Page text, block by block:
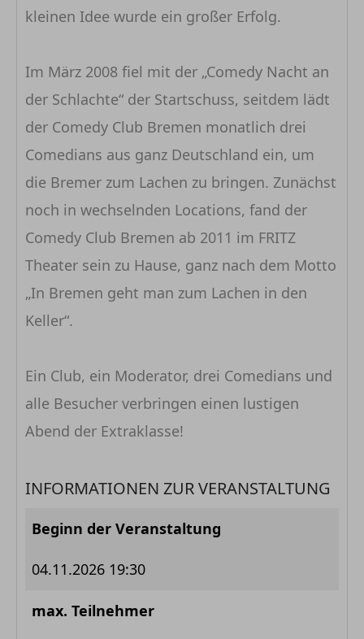
kleinen Idee wurde ein großer Erfolg.
Im März 2008 fiel mit der „Comedy Nacht an
der Schlachte“ der Startschuss, seitdem lädt
der Comedy Club Bremen monatlich drei
Comedians aus ganz Deutschland ein, um
die Bremer zum Lachen zu bringen. Zunächst
noch in wechselnden Locations, fand der
Comedy Club Bremen ab 2011 im FRITZ
Theater sein zu Hause, ganz nach dem Motto
„In Bremen geht man zum Lachen in den
Keller“.
Ein Club, ein Moderator, drei Comedians und
alle Besucher verbringen einen lustigen
Abend der Extraklasse!
INFORMATIONEN ZUR VERANSTALTUNG
Beginn der Veranstaltung
04.11.2026 19:30
max. Teilnehmer